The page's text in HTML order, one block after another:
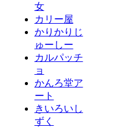
女
カリー屋
かりかりじ
ゅーしー
カルパッチ
ョ
かんろ堂ア
ート
きいろいし
ずく